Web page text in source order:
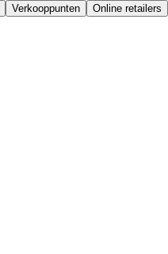
Verkooppunten Online retailers